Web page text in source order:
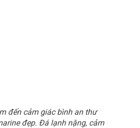
đến cảm giác bình an thư
đẹp. Đá lạnh nặng, cảm